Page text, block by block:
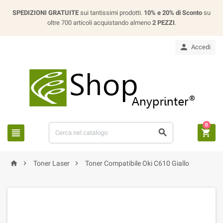
SPEDIZIONI GRATUITE sui tantissimi prodotti. 10% e 20% di Sconto su
oltre 700 articoli acquistando almeno 2 PEZZI.
 Accedi
  
0
  Toner Laser  Toner Compatibile Oki C610 Giallo